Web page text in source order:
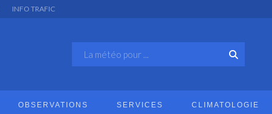
INFO TRAFIC
OBSERVATIONS SERVICES CLIMATOLOGIE